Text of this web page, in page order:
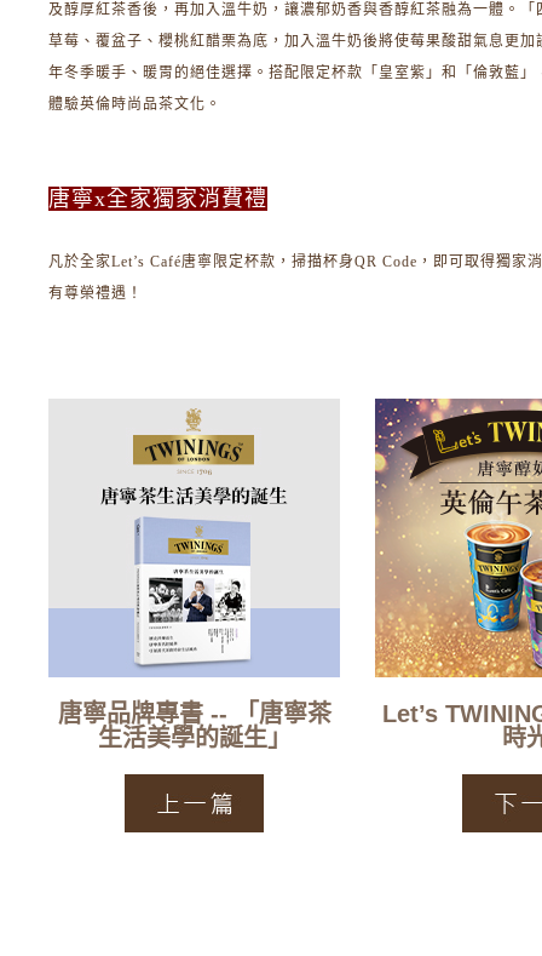
及醇厚紅茶香後，再加入溫牛奶，讓濃郁奶香與香醇紅茶融為一體。「
草莓、覆盆子、櫻桃紅醋栗為底，加入溫牛奶後將使莓果酸甜氣息更加
年冬季暖手、暖胃的絕佳選擇。搭配限定杯款「皇室紫」和「倫敦藍」
體驗英倫時尚品茶文化。
唐寧x全家獨家消費禮
凡於全家Let’s Café唐寧限定杯款，掃描杯身QR Code，即可取得獨家
有尊榮禮遇！
唐寧品牌專書 -- 「唐寧茶
生活美學的誕生」
Let’s
時